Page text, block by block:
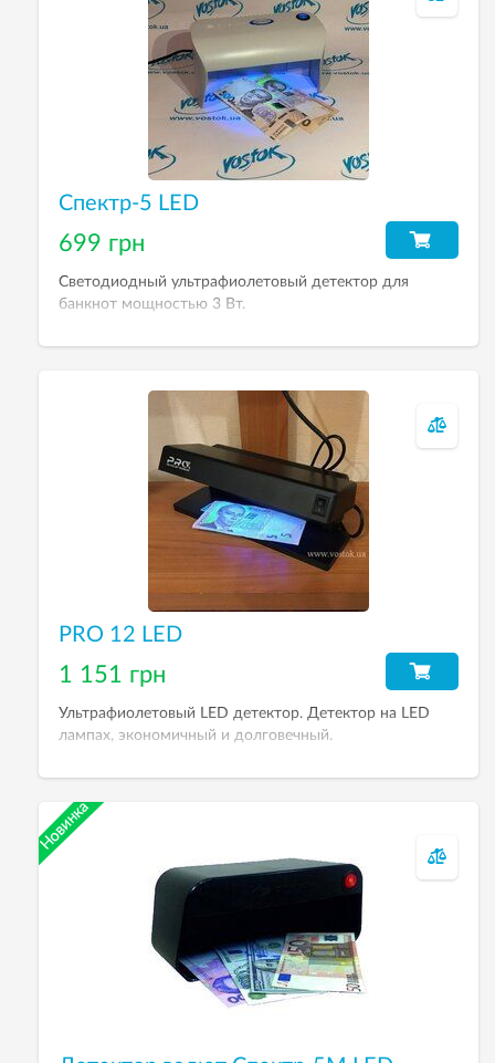
Спектр-5 LED
699 грн
Светодиодный ультрафиолетовый детектор для
банкнот мощностью 3 Вт.
PRO 12 LED
1 151 грн
Ультрафиолетовый LED детектор. Детектор на LED
лампах, экономичный и долговечный.